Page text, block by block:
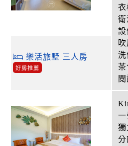
衣
設
洗
茶
樂活旅墅 三人房
好房推薦
一
分